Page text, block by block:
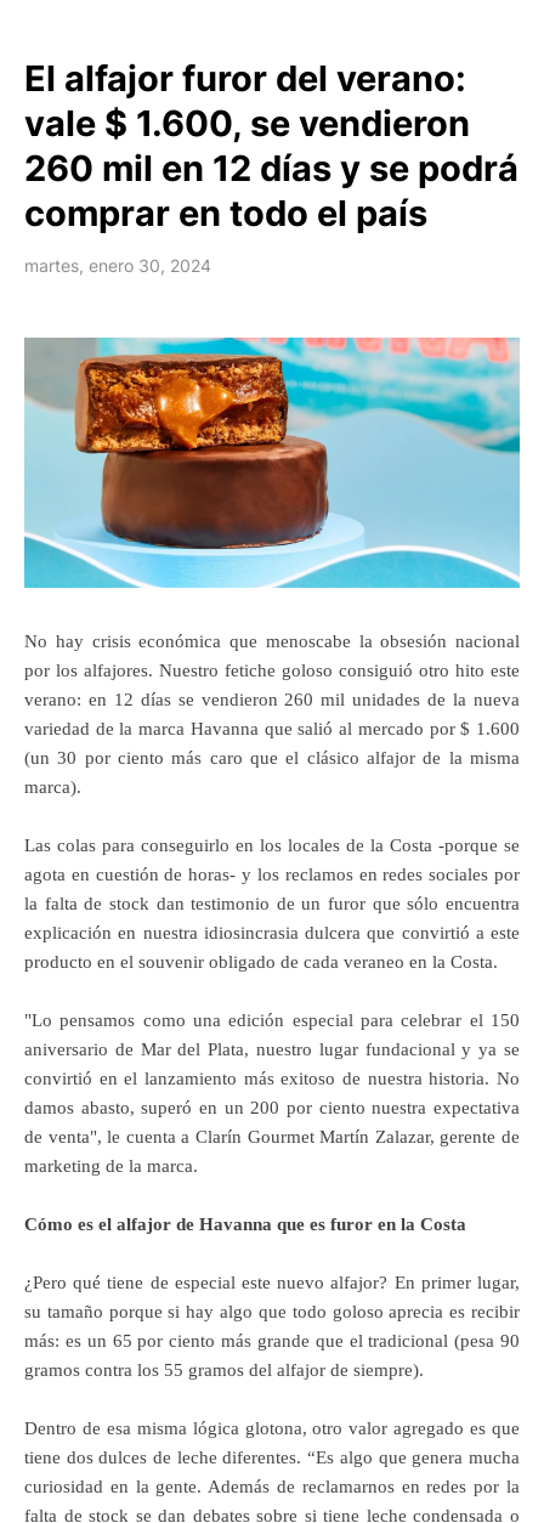
El alfajor furor del verano:
vale $ 1.600, se vendieron
260 mil en 12 días y se podrá
comprar en todo el país
martes, enero 30, 2024
No hay crisis económica que menoscabe la obsesión nacional
por los alfajores. Nuestro fetiche goloso consiguió otro hito este
verano: en 12 días se vendieron 260 mil unidades de la nueva
variedad de la marca Havanna que salió al mercado por $ 1.600
(un 30 por ciento más caro que el clásico alfajor de la misma
marca).
Las colas para conseguirlo en los locales de la Costa -porque se
agota en cuestión de horas- y los reclamos en redes sociales por
la falta de stock dan testimonio de un furor que sólo encuentra
explicación en nuestra idiosincrasia dulcera que convirtió a este
producto en el souvenir obligado de cada veraneo en la Costa.
"Lo pensamos como una edición especial para celebrar el 150
aniversario de Mar del Plata, nuestro lugar fundacional y ya se
convirtió en el lanzamiento más exitoso de nuestra historia. No
damos abasto, superó en un 200 por ciento nuestra expectativa
de venta", le cuenta a Clarín Gourmet Martín Zalazar, gerente de
marketing de la marca.
Cómo es el alfajor de Havanna que es furor en la Costa
¿Pero qué tiene de especial este nuevo alfajor? En primer lugar,
su tamaño porque si hay algo que todo goloso aprecia es recibir
más: es un 65 por ciento más grande que el tradicional (pesa 90
gramos contra los 55 gramos del alfajor de siempre).
Dentro de esa misma lógica glotona, otro valor agregado es que
tiene dos dulces de leche diferentes. “Es algo que genera mucha
curiosidad en la gente. Además de reclamarnos en redes por la
falta de stock se dan debates sobre si tiene leche condensada o